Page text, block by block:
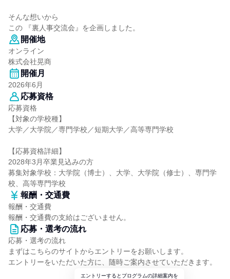
そんな想いから
この 『裏人事交流会』を企画しました。
開催地
オンライン
株式会社晃商
開催月
2026年6月
応募資格
応募資格
【対象の学校種】
大学／大学院／専門学校／短期大学／高等専門学校
【応募資格詳細】
2028年3月卒業見込みの方
募集対象学校：大学院（博士）、大学、大学院（修士）、専門学
校、高等専門学校
報酬・交通費
報酬・交通費
報酬・交通費の支給はございません。
応募・選考の流れ
応募・選考の流れ
まずはこちらのサイトからエントリーをお願いします。
エントリーをいただいた方に、随時ご案内させていただきます。
エントリーするとプログラムの詳細案内を